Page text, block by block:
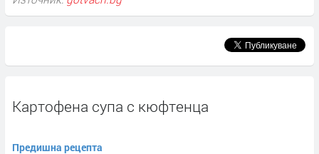
Картофена супа с кюфтенца
Предишна рецепта